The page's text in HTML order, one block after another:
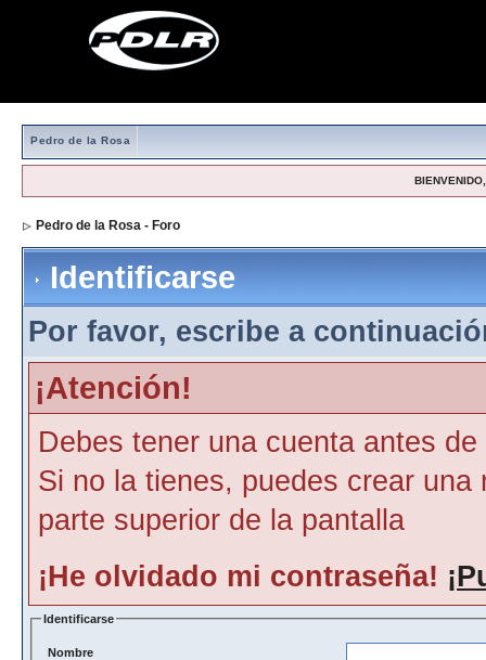
Pedro de la Rosa
Pedro de la Rosa - Foro
Identificarse
Por favor, escribe a
¡Atención!
Debes tener una cuenta antes
Si no la tienes, puedes crear
parte superior de la pantalla
¡He olvidado mi contraseña!
Identificarse
Nombre